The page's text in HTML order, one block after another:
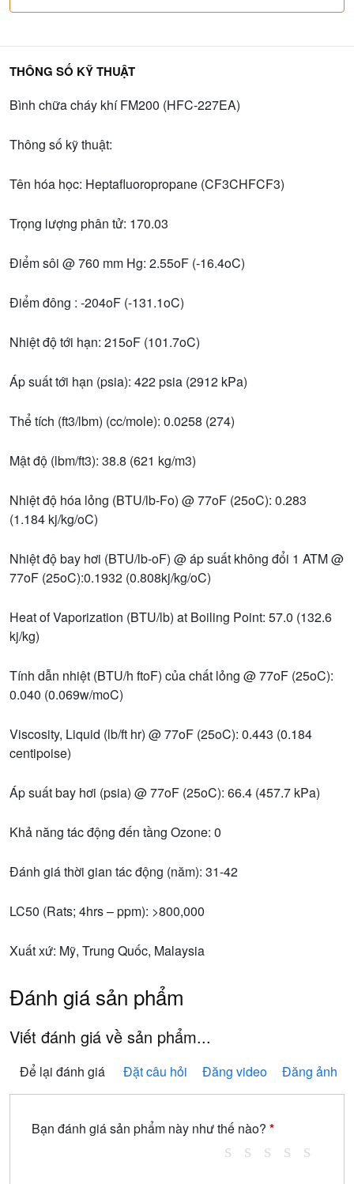
Bình chữa cháy khí FM200 (HFC-227EA)
Thông số kỹ thuật:
Tên hóa học: Heptafluoropropane (CF3CHFCF3)
Trọng lượng phân tử: 170.03
Điểm sôi @ 760 mm Hg: 2.55oF (-16.4oC)
Điểm đông : -204oF (-131.1oC)
Nhiệt độ tới hạn: 215oF (101.7oC)
Áp suất tới hạn (psia): 422 psia (2912 kPa)
Thể tích (ft3/lbm) (cc/mole): 0.0258 (274)
Mật độ (lbm/ft3): 38.8 (621 kg/m3)
Nhiệt độ hóa lỏng (BTU/lb-Fo) @ 77oF (25oC): 0.283
(1.184 kj/kg/oC)
Nhiệt độ bay hơi (BTU/lb-oF) @ áp suất không đổi 1 ATM @
77oF (25oC):0.1932 (0.808kj/kg/oC)
Heat of Vaporization (BTU/lb) at Boiling Point: 57.0 (132.6
kj/kg)
Tính dẫn nhiệt (BTU/h ftoF) của chất lỏng @ 77oF (25oC):
0.040 (0.069w/moC)
Viscosity, Liquid (lb/ft hr) @ 77oF (25oC): 0.443 (0.184
centipoise)
Áp suất bay hơi (psia) @ 77oF (25oC): 66.4 (457.7 kPa)
Khả năng tác động đến tầng Ozone: 0
Đánh giá thời gian tác động (năm): 31-42
LC50 (Rats; 4hrs – ppm): >800,000
Xuất xứ: Mỹ, Trung Quốc, Malaysia
Đánh giá sản phẩm
Viết đánh giá về sản phẩm...
Để lại đánh giá Đặt câu hỏi Đăng video Đăng ảnh
Bạn đánh giá sản phẩm này như thế nào? *
THÔNG SỐ KỸ THUẬT